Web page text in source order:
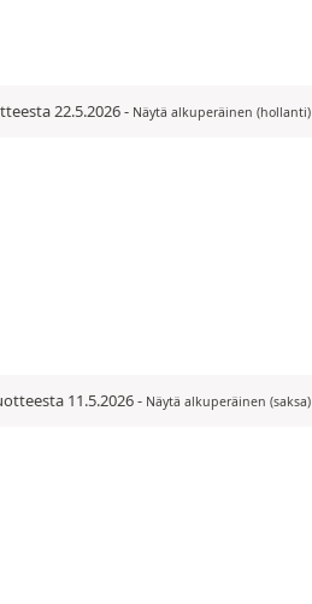
22.5.2026- Näytä alkuperäinen (hollanti)
11.5.2026- Näytä alkuperäinen (saksa)